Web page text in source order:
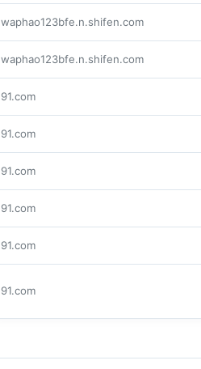
waphao123bfe.n.shifen.com
waphao123bfe.n.shifen.com
91.com
91.com
91.com
91.com
91.com
91.com